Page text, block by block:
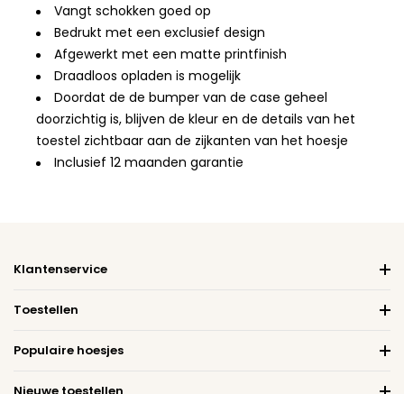
Vangt schokken goed op
Bedrukt met een exclusief design
Afgewerkt met een matte printfinish
Draadloos opladen is mogelijk
Doordat de de bumper van de case geheel
doorzichtig is, blijven de kleur en de details van het
toestel zichtbaar aan de zijkanten van het hoesje
Inclusief 12 maanden garantie
Klantenservice
Toestellen
Populaire hoesjes